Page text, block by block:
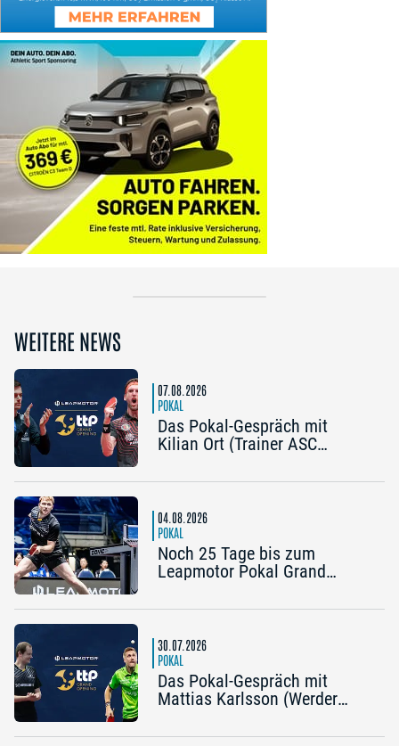
WEITERE NEWS
07.08.2026
POKAL
Das Pokal-Gespräch mit
Kilian Ort (Trainer ASC
Mengel (Post SV
wäre noch einmal schön“
04.08.2026
POKAL
Noch 25 Tage bis zum
Leapmotor Pokal Grand
Tickets zum Preis von zwei
30.07.2026
POKAL
Das Pokal-Gespräch mit
Mattias Karlsson (Werder
(Trainer TTC Schwalbe